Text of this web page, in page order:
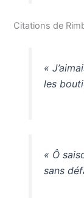
Citations de
«
les
« Ô
sans